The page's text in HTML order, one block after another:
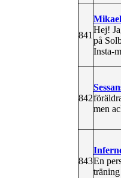
841
Hej!
på
Insta-
842
men
843En